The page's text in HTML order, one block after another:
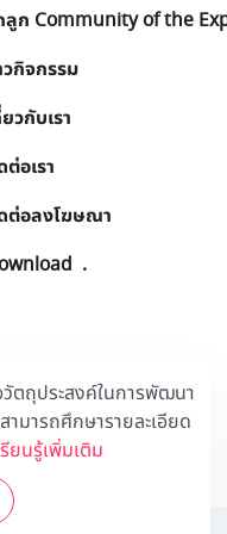
ตถุประสงค์ในการพัฒนา
มารถศึกษารายละเอียด
รียนรู้เพิ่มเติม
ลูก Community of the
วกิจกรรม
วกับเรา
อเรา
ต่อลงโฆษณา
.